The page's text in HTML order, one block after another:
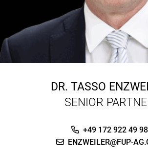
DR. TASSO
SENIOR
+49 172 922 49 98
ENZWEILER@FUP-